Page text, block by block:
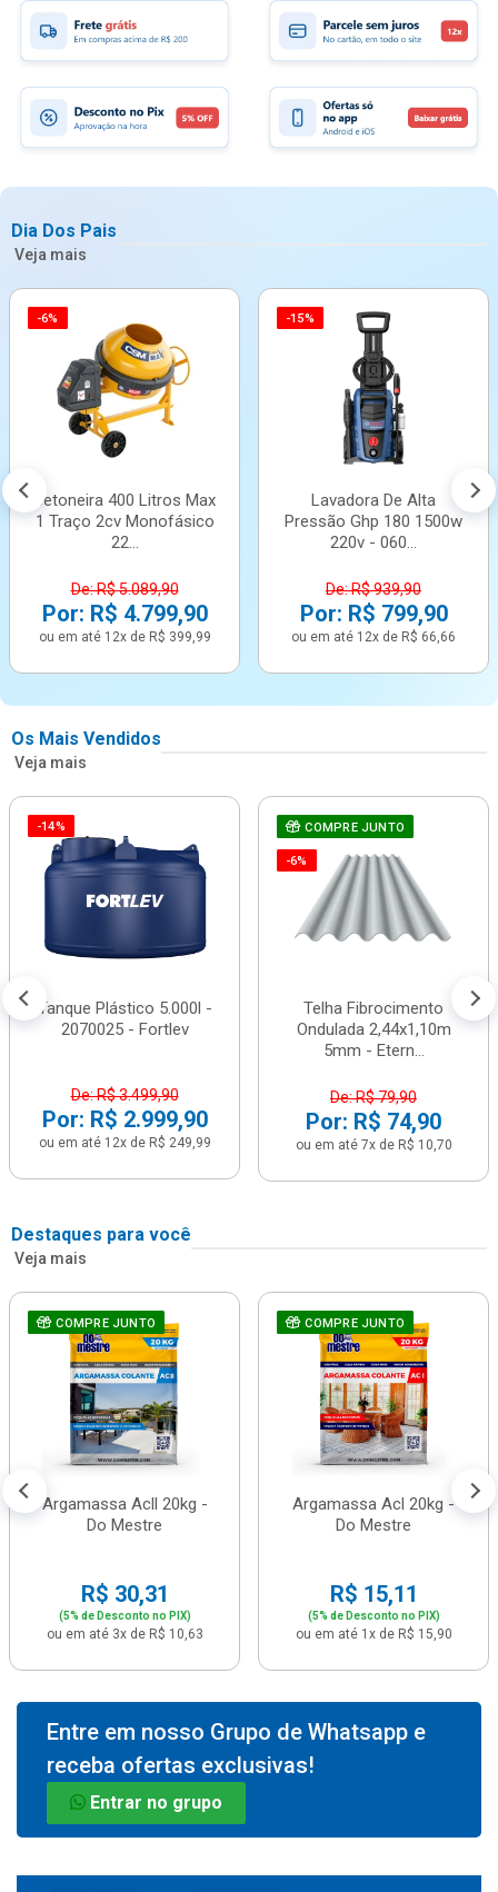
Dia Dos Pais
Veja mais
-6%
Betoneira 400 Litros Max
1 Traço 2cv Monofásico
22...
De: R$ 5.089,90
Por: R$ 4.799,90
ou em até 12x de R$ 399,99
-15%
Lavadora De Alta
Pressão Ghp 180 1500w
220v - 060...
De: R$ 939,90
Por: R$ 799,90
ou em até 12x de R$ 66,66
Os Mais Vendidos
Veja mais
-14%
Tanque Plástico 5.000l -
2070025 - Fortlev
De: R$ 3.499,90
Por: R$ 2.999,90
ou em até 12x de R$ 249,99
COMPRE JUNTO
-6%
Telha Fibrocimento
Ondulada 2,44x1,10m
5mm - Etern...
De: R$ 79,90
Por: R$ 74,90
ou em até 7x de R$ 10,70
Destaques para você
Veja mais
COMPRE JUNTO
Argamassa Acll 20kg -
Do Mestre
R$ 30,31
(5% de Desconto no PIX)
ou em até 3x de R$ 10,63
COMPRE JUNTO
Argamassa Acl 20kg -
Do Mestre
R$ 15,11
(5% de Desconto no PIX)
ou em até 1x de R$ 15,90
Entre em nosso Grupo de Whatsapp e
receba ofertas exclusivas!
Entrar no grupo